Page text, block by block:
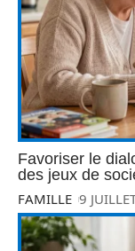
Favoriser le
des jeux de
FAMILLE 9